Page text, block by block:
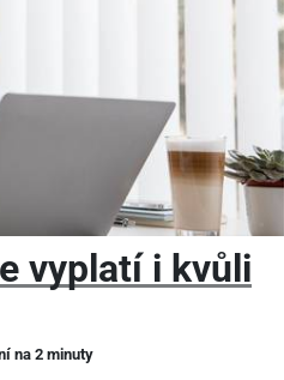
vyplatí i kvůli
na 2 minuty